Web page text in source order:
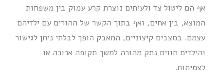
אף הם ליטול צד ולעיתים נוצרת קרע עמוק בין משפחות
המוצא, בין אחים, ואף בתוך הקשר של ההורים עם ילדיהם
עצמם. במצבים קיצוניים, המאבק הופך לבלתי ניתן לגישור
והילדים חווים נתק מהורה למשך תקופה ארוכה או
לצמיתות.